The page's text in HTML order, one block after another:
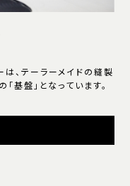
、テーラーメイドの縫製
基盤」となっています。